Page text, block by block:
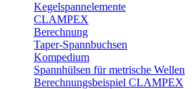
Kegelspannelemente
CLAMPEX
Berechnung
Taper-Spannbuchsen
Kompedium
Spannhülsen für metrische Wellen
Berechnungsbeispiel CLAMPEX